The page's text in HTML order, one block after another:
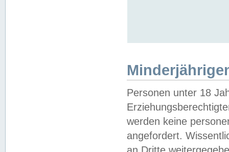
Personen unter 18
werden keine
angefordert.